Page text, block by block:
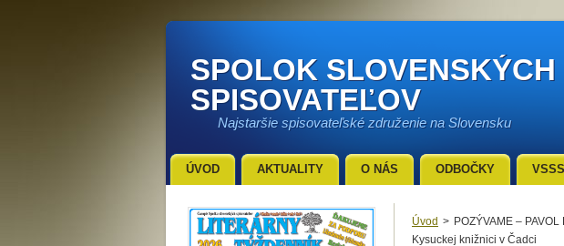
SPOLOK SLOVENSKÝCH
SPISOVATEĽOV
Najstaršie spisovateľské združenie na Slovensku
Úvod > POZÝVAME –
Kysuckej knižnici v Čadci
ÚVOD AKTUALITY O NÁS ODBOČKY VSSS